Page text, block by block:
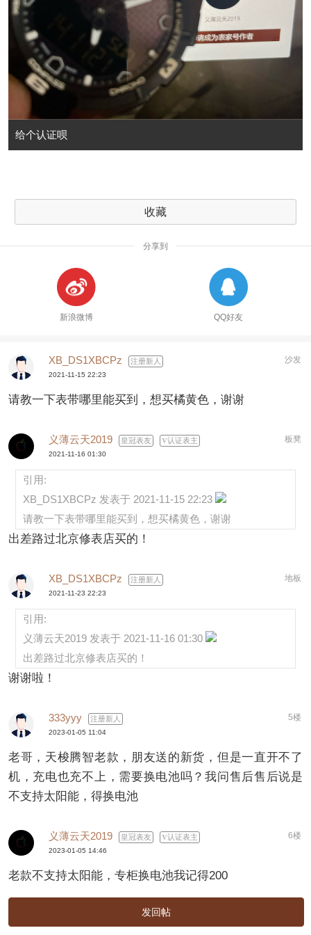
给个认证呗
收藏
分享到
新浪微博 QQ好友
XB_DS1XBCPz 注册新人 沙发
2021-11-15 22:23
请教一下表带哪里能买到，想买橘黄色，谢谢
义薄云天2019 皇冠表友 认证表主 板凳
2021-11-16 01:30
引用:
XB_DS1XBCPz 发表于 2021-11-15 22:23
请教一下表带哪里能买到，想买橘黄色，谢谢
出差路过北京修表店买的！
XB_DS1XBCPz 注册新人 地板
2021-11-23 22:23
引用:
义薄云天2019 发表于 2021-11-16 01:30
出差路过北京修表店买的！
谢谢啦！
333yyy 注册新人 5楼
2023-01-05 11:04
老哥，天梭腾智老款，朋友送的新货，但是一直开不了
机，充电也充不上，需要换电池吗？我问售后售后说是
不支持太阳能，得换电池
义薄云天2019 皇冠表友 认证表主 6楼
2023-01-05 14:46
老款不支持太阳能，专柜换电池我记得200
发回帖